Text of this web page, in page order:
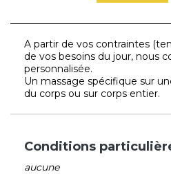
A partir de vos contraintes
de vos besoins du jour, nous
personnalisée.
Un massage spécifique sur
du corps ou sur corps entier.
Conditions
aucune